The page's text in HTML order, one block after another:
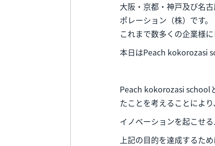
大阪・京都・神戸及び名
ポレーション（株）です。
これまで数多くの企業様
本日はPeach kokorozasi
Peach kokorozasi school
たことを考えることにより、
イノベーションを起こせ
上記の目的を達成するた